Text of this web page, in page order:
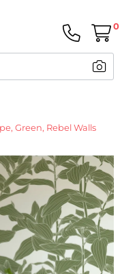
0
Green, Rebel Walls